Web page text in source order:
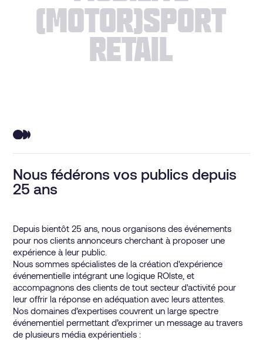
(MOTOR)SPORT
RETAIL
Nous fédérons vos publics depuis
25 ans
Depuis bientôt 25 ans, nous organisons des événements
pour nos clients annonceurs cherchant à proposer une
expérience à leur public.
Nous sommes spécialistes de la création d'expérience
événementielle intégrant une logique ROlste, et
accompagnons des clients de tout secteur d'activité pour
leur offrir la réponse en adéquation avec leurs attentes.
Nos domaines d’expertises couvrent un large spectre
événementiel permettant d’exprimer un message au travers
de plusieurs média expérientiels :